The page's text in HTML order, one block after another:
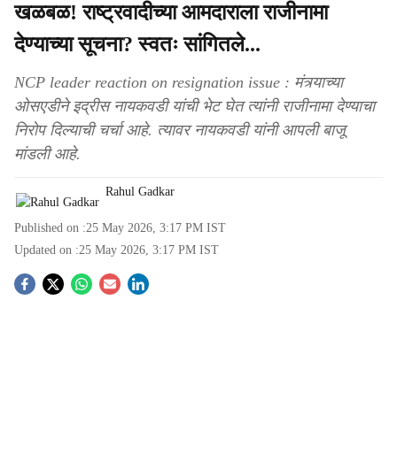
खळबळ! राष्ट्रवादीच्या आमदाराला राजीनामा
देण्याच्या सूचना? स्वतः सांगितले...
NCP leader reaction on resignation issue : मंत्र्याच्या
ओसएडीने इद्रीस नायकवडी यांची भेट घेत त्यांनी राजीनामा देण्याचा
निरोप दिल्याची चर्चा आहे. त्यावर नायकवडी यांनी आपली बाजू
मांडली आहे.
Rahul Gadkar
Published on :25 May 2026, 3:17 PM IST
Updated on :25 May 2026, 3:17 PM IST
S